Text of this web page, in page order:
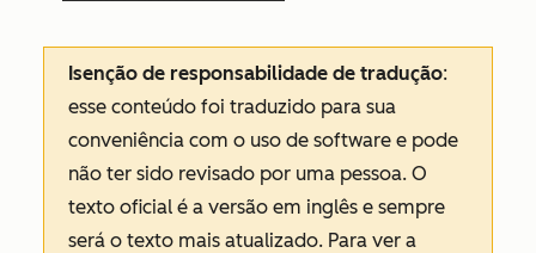
Isenção de responsabilidade de tradução:
esse conteúdo foi traduzido para sua
conveniência com o uso de software e pode
não ter sido revisado por uma pessoa. O
texto oficial é a versão em inglês e sempre
será o texto mais atualizado. Para ver a